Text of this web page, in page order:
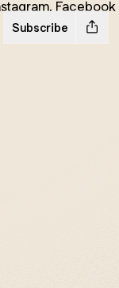
Subscribe